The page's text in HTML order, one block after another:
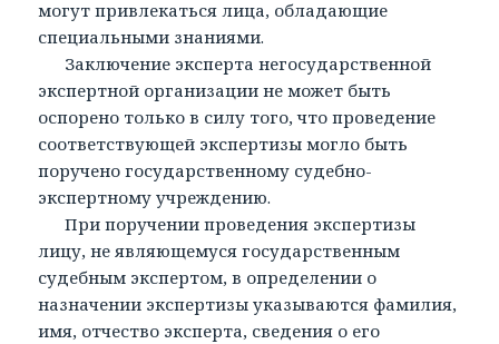
могут привлекаться лица, обладающие
специальными знаниями.
Заключение эксперта негосударственной
экспертной организации не может быть
оспорено только в силу того, что проведение
соответствующей экспертизы могло быть
поручено государственному судебно-
экспертному учреждению.
При поручении проведения экспертизы
лицу, не являющемуся государственным
судебным экспертом, в определении о
назначении экспертизы указываются фамилия,
имя, отчество эксперта, сведения о его